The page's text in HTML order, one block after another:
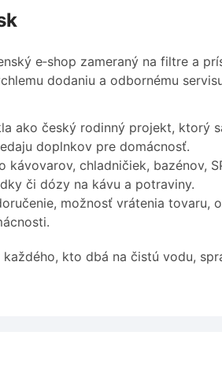
e‑shop zameraný na filtre a
dodaniu a odbornému
ako český rodinný projekt, ktorý
doplnkov pre domácnosť.
kávovarov, chladničiek, bazénov,
či dózy na kávu a potraviny.
možnosť vrátenia tovaru,
kto dbá na čistú vodu,